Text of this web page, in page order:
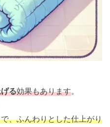
る効果もあります。
、ふんわりとした仕上がり